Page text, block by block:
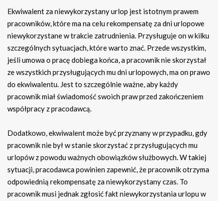
Ekwiwalent za niewykorzystany urlop jest istotnym prawem
pracowników, które ma na celu rekompensatę za dni urlopowe
niewykorzystane w trakcie zatrudnienia. Przysługuje on w kilku
szczególnych sytuacjach, które warto znać. Przede wszystkim,
jeśli umowa o pracę dobiega końca, a pracownik nie skorzystał
ze wszystkich przysługujących mu dni urlopowych, ma on prawo
do ekwiwalentu. Jest to szczególnie ważne, aby każdy
pracownik miał świadomość swoich praw przed zakończeniem
współpracy z pracodawcą.
Dodatkowo, ekwiwalent może być przyznany w przypadku, gdy
pracownik nie był w stanie skorzystać z przysługujących mu
urlopów z powodu ważnych obowiązków służbowych. W takiej
sytuacji, pracodawca powinien zapewnić, że pracownik otrzyma
odpowiednią rekompensatę za niewykorzystany czas. To
pracownik musi jednak zgłosić fakt niewykorzystania urlopu w